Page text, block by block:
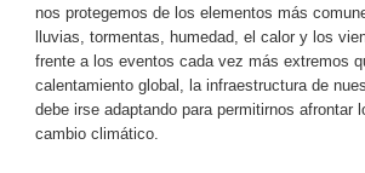
nos protegemos de los elementos más
lluvias, tormentas, humedad, el calor y los
frente a los eventos cada vez más extremos
calentamiento global, la infraestructura de
debe irse adaptando para permitirnos afrontar
cambio climático.